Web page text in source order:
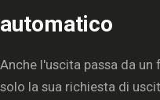
automatico
Anche l'uscita passa da
solo la sua richiesta di